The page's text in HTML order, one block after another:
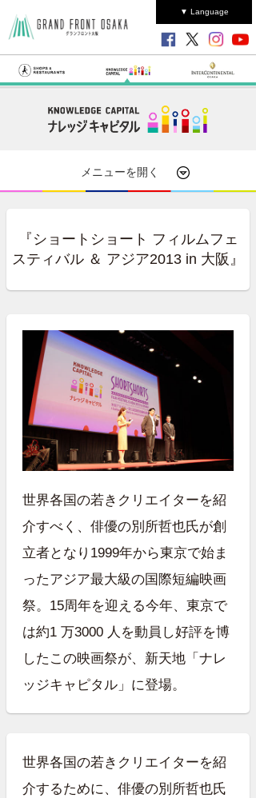
▼ Language
メニューを開く
『ショートショート フィルムフェ
スティバル ＆ アジア2013 in 大阪』
世界各国の若きクリエイターを紹
介すべく、俳優の別所哲也氏が創
立者となり1999年から東京で始ま
ったアジア最大級の国際短編映画
祭。15周年を迎える今年、東京で
は約1 万3000 人を動員し好評を博
したこの映画祭が、新天地「ナレ
ッジキャピタル」に登場。
世界各国の若きクリエイターを紹
介するために、俳優の別所哲也氏